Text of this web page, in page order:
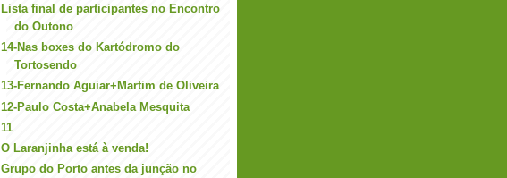
Lista final de participantes no Encontro
do Outono
14-Nas boxes do Kartódromo do
Tortosendo
13-Fernando Aguiar+Martim de Oliveira
12-Paulo Costa+Anabela Mesquita
11
O Laranjinha está à venda!
Grupo do Porto antes da junção no